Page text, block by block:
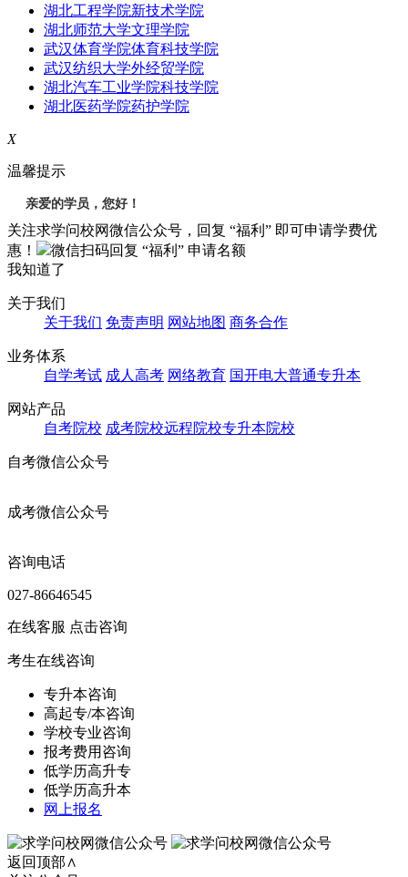
湖北工程学院新技术学院
湖北师范大学文理学院
武汉体育学院体育科技学院
武汉纺织大学外经贸学院
湖北汽车工业学院科技学院
湖北医药学院药护学院
X
温馨提示
亲爱的学员，您好！
关注求学问校网微信公众号，回复 “福利” 即可申请学费优
惠！
微信扫码回复 “福利” 申请名额
我知道了
关于我们
关于我们 免责声明 网站地图 商务合作
业务体系
自学考试 成人高考 网络教育 国开电大普通专升本
网站产品
自考院校 成考院校远程院校专升本院校
自考微信公众号
成考微信公众号
咨询电话
027-86646545
在线客服 点击咨询
考生在线咨询
专升本咨询
高起专/本咨询
学校专业咨询
报考费用咨询
低学历高升专
低学历高升本
网上报名
返回顶部∧